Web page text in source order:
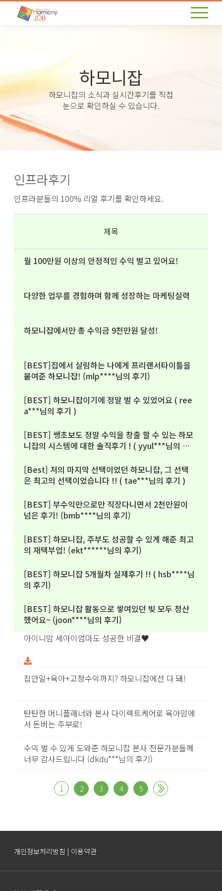
하모니잡
하모니잡의 소식과 실시간후기를 직접
눈으로 확인하실 수 있습니다.
인프라후기
인프라분들의 100% 리얼 후기를 확인하세요.
제목
월 100만원 이상의 안정적인 수익 벌고 있어요!
다양한 업무를 경험하며 함께 성장하는 마케팅실력
하모니잡에서만 총 수익금 9천만원 달성!
[BEST]집에서 살림하는 나에게 프리랜서타이틀을
붙여준 하모니잡! (mlp****님의 후기)
[BEST] 하모니잡이기에 정말 벌 수 있었어요 ( ree
a***님의 후기 )
[BEST] 쌩초보도 정말 수익을 창출 할 수 있는 하모
니잡의 시스템에 대한 솔직후기 ! ( yyul***님의 후
[Best] 저의 마지막 선택이었던 하모니잡, 그 선택
은 최고의 선택이었습니다 !! ( tae***님의 후기 )
[BEST] 부수익만으로만 직장다니면서 2천만원이
넘은 후기! (bmb****님의 후기)
[BEST] 하모니잡, 주부도 성공할 수 있게 해준 최고
의 재택부업! (ekt******님의 후기)
[BEST] 하모니잡 5개월차 실제후기 !! ( hsb****님
의 후기)
[BEST] 하모니잡 활동으로 쌓여있던 빚 모두 청산
했어요~ (joon****님의 후기)
아이니맘 세아이엄마도 성공한 비결♥
집안일+육아+고정수익까지? 하모니잡에선 다 돼!
탄탄한 머니플래너와 본사 다이렉트케어로 육아맘에
서 돈버는 주부로!
수익 벌 수 있게 도와준 하모니잡 본사 전문가분들께
너무 감사드립니다 (dkdu***님의 후기)
1 2 3 4 5
개인정보처리방침 | 이용약관